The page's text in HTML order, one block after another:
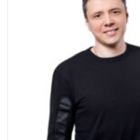
БАЗОВИЙ МОДУЛЬ
ТЕСТУВАННЯ
РОЗШИРЕНИЙ
МОДУЛЬ З
АВТОМАТИЗАЦІЇ